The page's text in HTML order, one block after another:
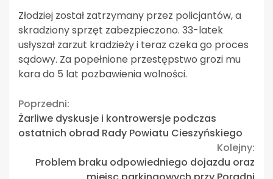
Złodziej został zatrzymany przez policjantów, a
skradziony sprzęt zabezpieczono. 33-latek
usłyszał zarzut kradzieży i teraz czeka go proces
sądowy. Za popełnione przestępstwo grozi mu
kara do 5 lat pozbawienia wolności.
Continue
Reading
Poprzedni:
Żarliwe dyskusje i kontrowersje podczas
ostatnich obrad Rady Powiatu Cieszyńskiego
Kolejny:
Problem braku odpowiedniego dojazdu oraz